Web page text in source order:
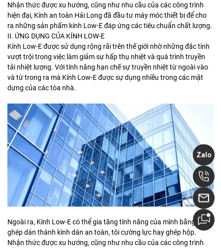
Nhận thức được xu hướng, cũng như nhu cầu của các công trình
hiện đại, Kính an toàn Hải Long đã đầu tư máy móc thiết bị để cho
ra những sản phấm kính Low-E đáp ứng các tiêu chuẩn chất lượng.
II. ỨNG DỤNG CỦA KÍNH LOW-E
Kính Low-Eđược sử dụng rộng rãi trên thế giới nhờ những đặc tính
vượt trội trong việc làm giảm sự hấp thụ nhiệt và quá trình truyền
tải nhiệt lượng. Với tính năng hạn chế sự truyền nhiệt từ ngoài vào
và từ trong ra mà Kính Low-Eđược sự dụng nhiều trong các mặt
dựng của các tòa nhà.
Ngoài ra, Kính Low-E có thể gia tăng tính năng của mình bằng cách
ghép dán thành kính dán an toàn, tôi cường lực hay ghép hộp.
Nhận thức được xu hướng, cũng như nhu cầu của các công trình
Zalo